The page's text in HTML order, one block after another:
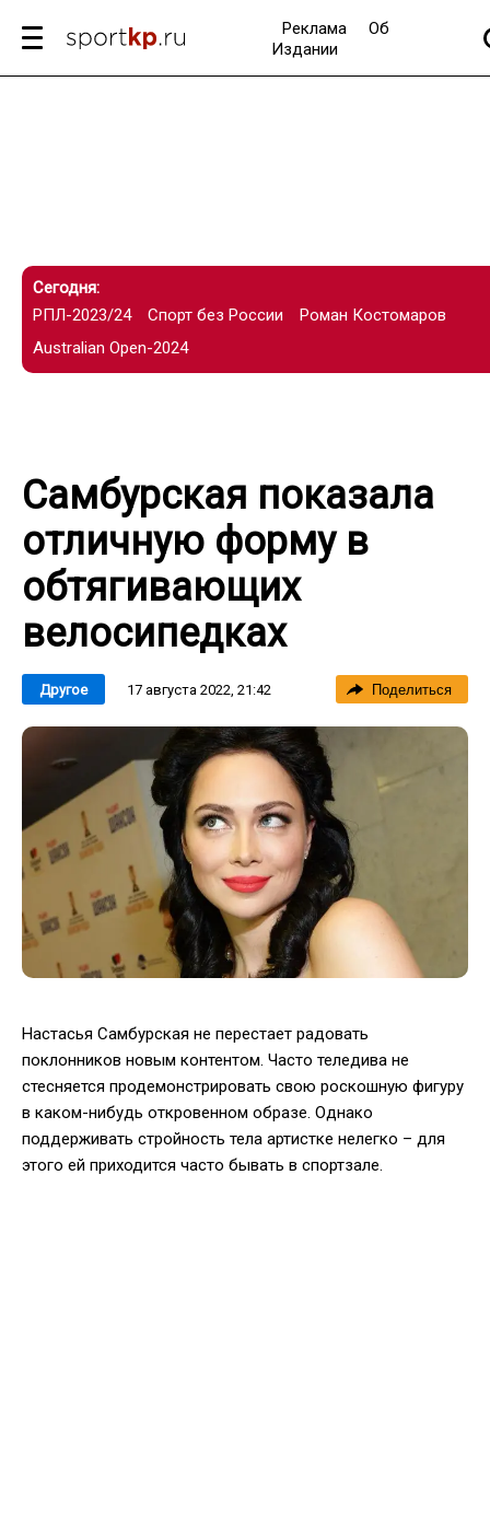
Реклама
Об
Издании
Сегодня:
РПЛ-2023/24
Спорт без России
Роман Костомаров
Australian Open-2024
Самбурская показала
отличную форму в
обтягивающих
велосипедках
Другое 17 августа 2022, 21:42 Поделиться
Настасья Самбурская не перестает радовать
поклонников новым контентом. Часто теледива не
стесняется продемонстрировать свою роскошную фигуру
в каком-нибудь откровенном образе. Однако
поддерживать стройность тела артистке нелегко – для
этого ей приходится часто бывать в спортзале.